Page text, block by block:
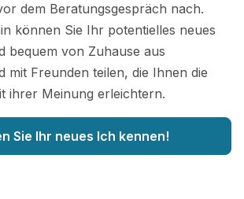
dem Beratungsgespräch nach.
können Sie Ihr potentielles neues
bequem von Zuhause aus
mit Freunden teilen, die Ihnen die
ihrer Meinung erleichtern.
Sie Ihr neues Ich kennen!